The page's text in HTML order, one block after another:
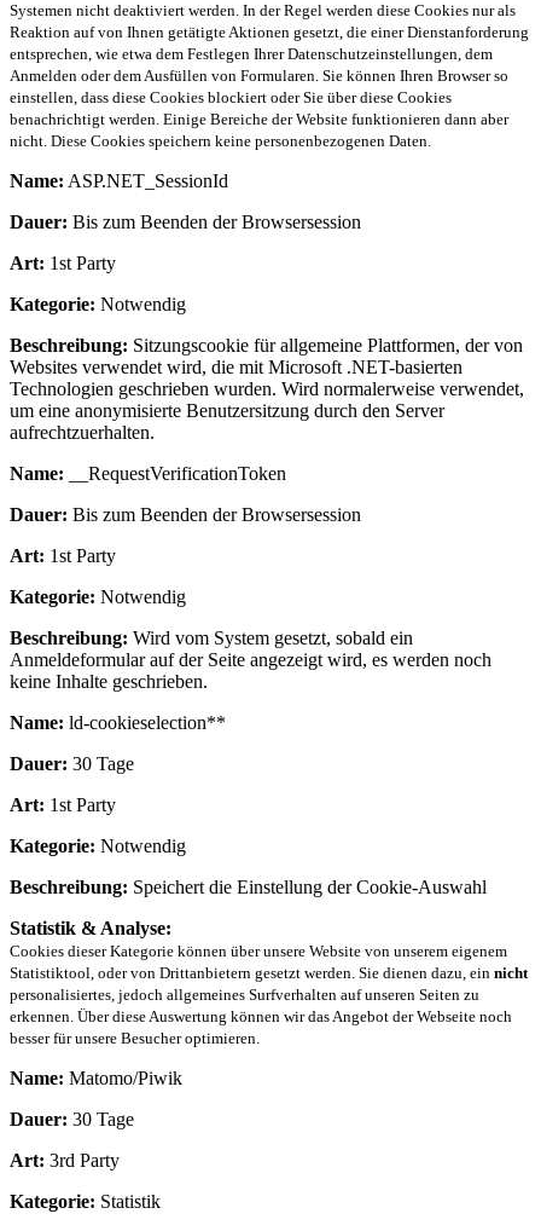
Systemen nicht deaktiviert werden. In der Regel werden diese Cookies nur als
Reaktion auf von Ihnen getätigte Aktionen gesetzt, die einer Dienstanforderung
entsprechen, wie etwa dem Festlegen Ihrer Datenschutzeinstellungen, dem
Anmelden oder dem Ausfüllen von Formularen. Sie können Ihren Browser so
einstellen, dass diese Cookies blockiert oder Sie über diese Cookies
benachrichtigt werden. Einige Bereiche der Website funktionieren dann aber
nicht. Diese Cookies speichern keine personenbezogenen Daten.
Name: ASP.NET_SessionId
Dauer: Bis zum Beenden der Browsersession
Art: 1st Party
Kategorie: Notwendig
Beschreibung: Sitzungscookie für allgemeine Plattformen, der von
Websites verwendet wird, die mit Microsoft .NET-basierten
Technologien geschrieben wurden. Wird normalerweise verwendet,
um eine anonymisierte Benutzersitzung durch den Server
aufrechtzuerhalten.
Name: __RequestVerificationToken
Dauer: Bis zum Beenden der Browsersession
Art: 1st Party
Kategorie: Notwendig
Beschreibung: Wird vom System gesetzt, sobald ein
Anmeldeformular auf der Seite angezeigt wird, es werden noch
keine Inhalte geschrieben.
Name: ld-cookieselection**
Dauer: 30 Tage
Art: 1st Party
Kategorie: Notwendig
Beschreibung: Speichert die Einstellung der Cookie-Auswahl
Statistik & Analyse:
Cookies dieser Kategorie können über unsere Website von unserem eigenem
Statistiktool, oder von Drittanbietern gesetzt werden. Sie dienen dazu, ein nicht
personalisiertes, jedoch allgemeines Surfverhalten auf unseren Seiten zu
erkennen. Über diese Auswertung können wir das Angebot der Webseite noch
besser für unsere Besucher optimieren.
Name: Matomo/Piwik
Dauer: 30 Tage
Art: 3rd Party
Kategorie: Statistik